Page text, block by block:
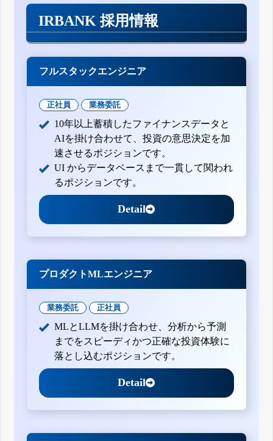
IRBANK 採用情報
フルスタックエンジニア
正社員 業務委託
10年以上蓄積したファイナンスデータと
AIを掛け合わせて、投資の意思決定を加
速させるポジションです。
UI からデータベースまで一貫して関われ
るポジションです。
Detail
プロダクトMLエンジニア
業務委託 正社員
MLとLLMを掛け合わせ、分析から予測
までをスピーディかつ正確な投資体験に
落とし込むポジションです。
Detail